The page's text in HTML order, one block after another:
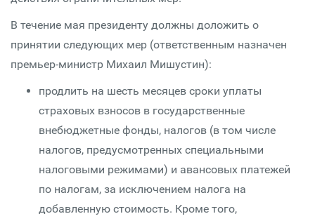
В течение мая президенту должны доложить о
принятии следующих мер (ответственным назначен
премьер-министр Михаил Мишустин):
продлить на шесть месяцев сроки уплаты
страховых взносов в государственные
внебюджетные фонды, налогов (в том числе
налогов, предусмотренных специальными
налоговыми режимами) и авансовых платежей
по налогам, за исключением налога на
добавленную стоимость. Кроме того,